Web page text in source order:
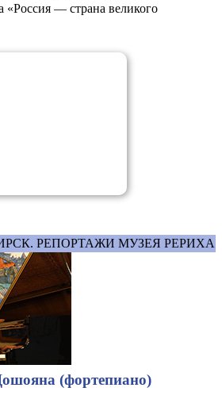
«Россия — страна великого
РЕПОРТАЖИ МУЗЕЯ РЕРИХА
(фортепиано)